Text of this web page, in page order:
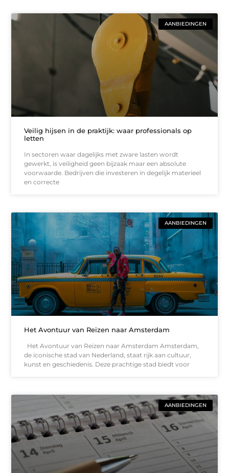
AANBIEDINGEN
Veilig hijsen in de praktijk: waar professionals op
letten
In sectoren waar dagelijks met zware lasten wordt
gewerkt, is veiligheid geen bijzaak maar een absolute
voorwaarde. Bedrijven die investeren in degelijk materieel
en correcte
AANBIEDINGEN
Het Avontuur van Reizen naar Amsterdam
Het Avontuur van Reizen naar Amsterdam Amsterdam,
de iconische stad van Nederland, staat rijk aan cultuur,
kunst en geschiedenis. Deze prachtige stad biedt voor
AANBIEDINGEN